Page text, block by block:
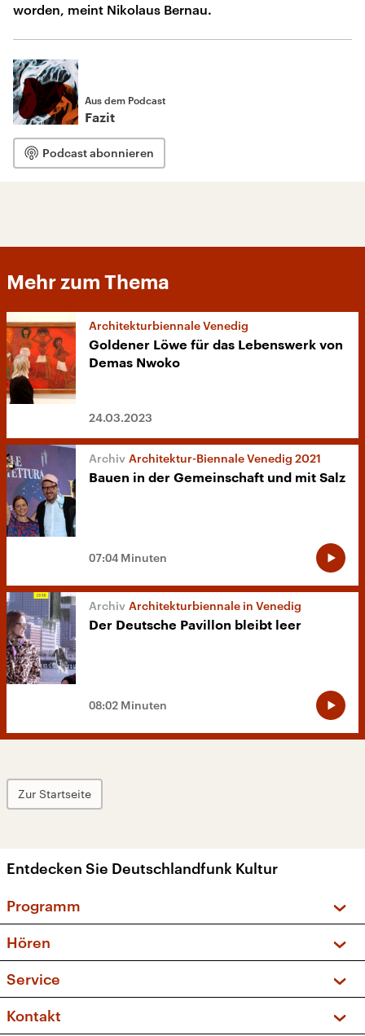
worden, meint Nikolaus Bernau.
Aus dem Podcast
Fazit
Podcast abonnieren
Mehr zum Thema
Architekturbiennale Venedig
Goldener Löwe für das Lebenswerk von
Demas Nwoko
24.03.2023
Architektur-Biennale Venedig 2021
Bauen in der Gemeinschaft und mit Salz
07:04 Minuten
Architekturbiennale in Venedig
Der Deutsche Pavillon bleibt leer
08:02 Minuten
Zur Startseite
Entdecken Sie Deutschlandfunk Kultur
Programm
Sendungen und Podcasts
Musikliste
Kakadu – Das Kinderprogramm
Hören
Frequenzen (UKW + DAB+)
Service
FAQ
Kontakt